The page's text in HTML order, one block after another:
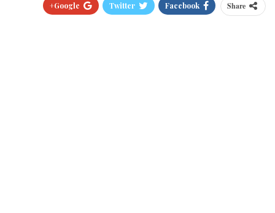
Share
Facebook
Twitter
Google+